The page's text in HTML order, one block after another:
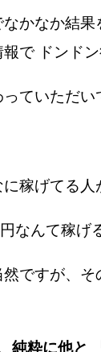
かなか結果
で ドンド
ていただい
に稼げてる人
なんて稼げ
ですが、
純粋に他と